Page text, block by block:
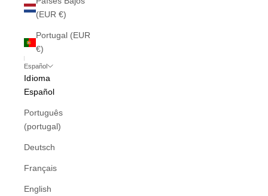
(EUR €)
Portugal (EUR
€)
Español
Idioma
Español
Português
(portugal)
Deutsch
Français
English